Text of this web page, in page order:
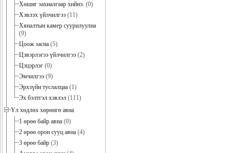
Хөшиг захиалгаар хийнэ. (0)
Хэвлэх үйлчилгээ (11)
Хяналтын камер суурилуулна
(9)
Цоож засна (5)
Цэвэрлэгээ үйлчилгээ (2)
Цэцэрлэг (0)
Эмчилгээ (9)
Эрхзүйн туслалцаа (1)
Эх бэлтгэл хэвлэл (111)
Үл хөдлөх хөрөнгө авна
1 өрөө байр авна (0)
2 өрөө орон сууц авна (4)
3 өрөө байр (3)